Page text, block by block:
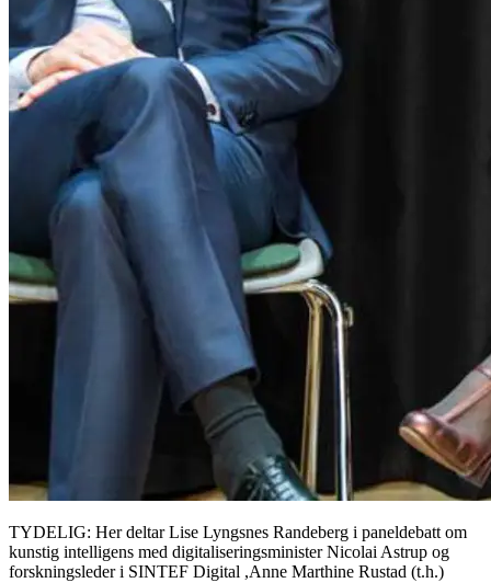
TYDELIG: Her deltar Lise Lyngsnes Randeberg i paneldebatt om
kunstig intelligens med digitaliseringsminister Nicolai Astrup og
forskningsleder i SINTEF Digital ,Anne Marthine Rustad (t.h.)